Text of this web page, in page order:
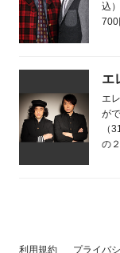
込
700
エ
エ
が
（
の
利用規約 プライバ